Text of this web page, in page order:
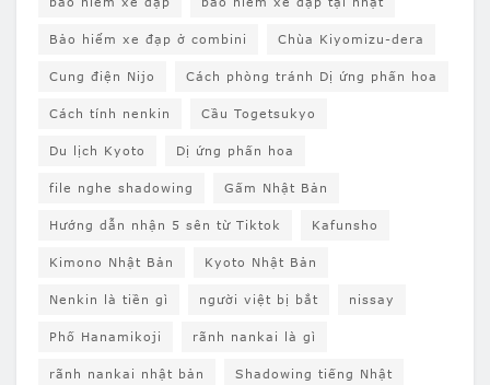
Bảo hiểm xe đạp ở combini Chùa Kiyomizu-dera
Cung điện Nijo Cách phòng tránh Dị ứng phấn hoa
Cách tính nenkin Cầu Togetsukyo
Du lịch Kyoto Dị ứng phấn hoa
file nghe shadowing Gấm Nhật Bản
Hướng dẫn nhận 5 sên từ Tiktok Kafunsho
Kimono Nhật Bản Kyoto Nhật Bản
Nenkin là tiền gì người việt bị bắt nissay
Phố Hanamikoji rãnh nankai là gì
rãnh nankai nhật bản Shadowing tiếng Nhật